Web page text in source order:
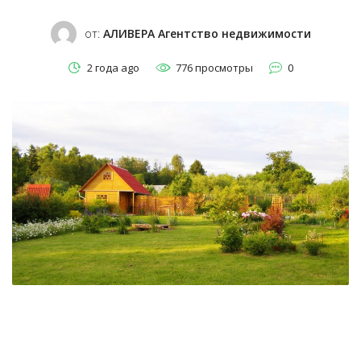
от: АЛИВЕРА Агентство недвижимости
2 года ago 776 просмотры 0